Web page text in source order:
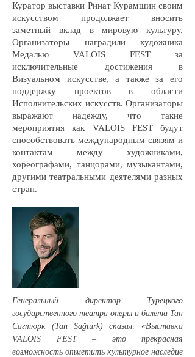
Куратор выставки Ринат Курамшин своим
искусством продолжает вносить
заметный вклад в мировую культуру.
Организаторы наградили художника
Медалью VALOIS FEST за
исключительные достижения в
Визуальном искусстве, а также за его
поддержку проектов в области
Исполнительских искусств. Организаторы
выражают надежду, что такие
мероприятия как VALOIS FEST будут
способствовать международным связям и
контактам между художниками,
хореографами, танцорами, музыкантами,
другими театральными деятелями разных
стран.
Генеральный директор Турецкого
государственного театра оперы и балета Тан
Сагтюрк (Tan Sağtürk) сказал: «Выставка
VALOIS FEST – это прекрасная
возможность отметить культурное наследие